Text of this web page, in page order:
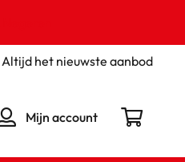
Altijd het nieuwste aanbod
Mijn account